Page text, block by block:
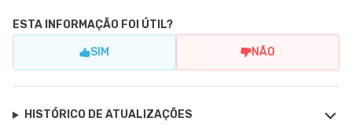
ESTA INFORMAÇÃO FOI ÚTIL?
SIM NÃO
HISTÓRICO DE ATUALIZAÇÕES